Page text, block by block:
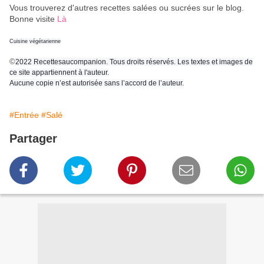
Vous trouverez d'autres recettes salées ou sucrées sur le blog.
Bonne visite Là
Cuisine végétarienne
©2022 Recettesaucompanion. Tous droits réservés. Les textes et images de
ce site appartiennent à l'auteur.
Aucune copie n’est autorisée sans l’accord de l’auteur.
#Entrée #Salé
Partager